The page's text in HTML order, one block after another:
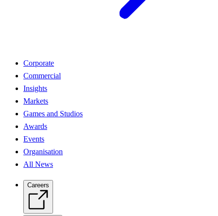
Corporate
Commercial
Insights
Markets
Games and Studios
Awards
Events
Organisation
All News
Careers